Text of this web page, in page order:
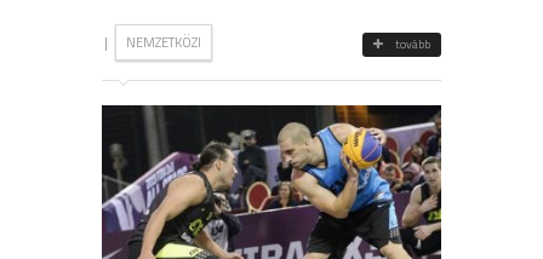
| NEMZETKÖZI tovább